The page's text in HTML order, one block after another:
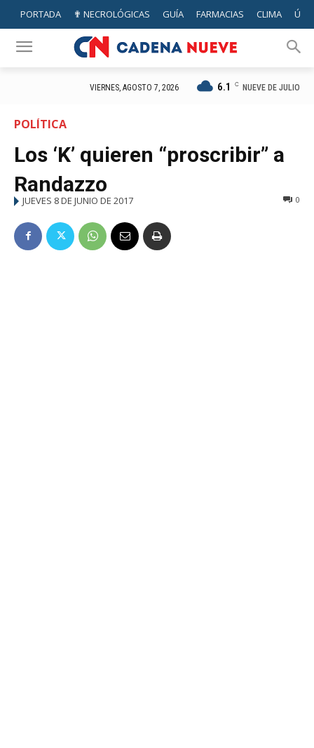
PORTADA ✟ NECROLÓGICAS GUÍA FARMACIAS CLIMA
VIERNES, AGOSTO 7, 2026 6.1 C NUEVE DE JULIO
POLÍTICA
Los ‘K’ quieren “proscribir” a
Randazzo
JUEVES 8 DE JUNIO DE 2017 0